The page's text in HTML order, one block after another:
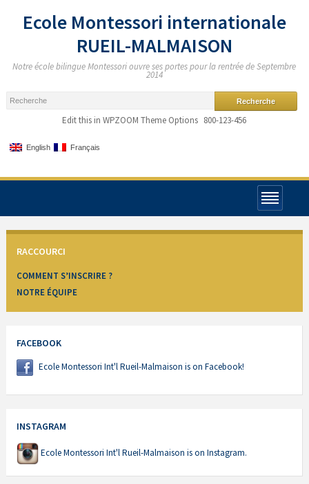
Ecole Montessori internationale
RUEIL-MALMAISON
Notre école bilingue Montessori ouvre ses portes pour la rentrée de Septembre
2014
Edit this in WPZOOM Theme Options 800-123-456
English Français
RACCOURCI
COMMENT S’INSCRIRE ?
NOTRE ÉQUIPE
FACEBOOK
Ecole Montessori Int'l Rueil-Malmaison is on Facebook!
INSTAGRAM
Ecole Montessori Int'l Rueil-Malmaison is on Instagram.